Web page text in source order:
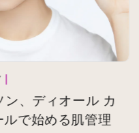
、ディオール カ
で始める肌管理